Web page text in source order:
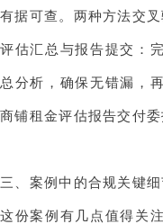
有据可查。两种方法交
评估汇总与报告提交：
总分析，确保无错漏，
商铺租金评估报告交付委
三、案例中的合规关键细
这份案例有几点值得关